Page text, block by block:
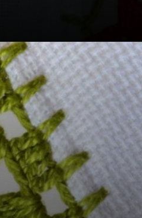
https://bordadosdalea.com.br/bico-de-croche-carreira-unica-grande-para-pecas-lindas/